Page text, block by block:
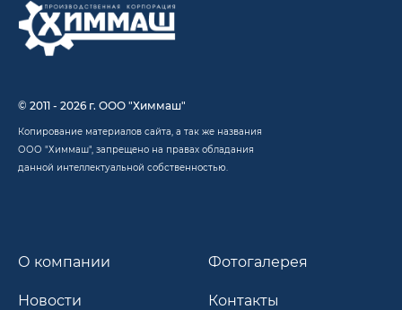
© 2011 - 2026 г. ООО "Химмаш"
Копирование материалов сайта, а так же названия
ООО "Химмаш", запрещено на правах обладания
данной интеллектуальной собственностью.
О компании
Новости
Фотогалерея
Контакты